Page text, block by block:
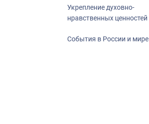
Укрепление духовно-
нравственных ценностей
События в России и мире